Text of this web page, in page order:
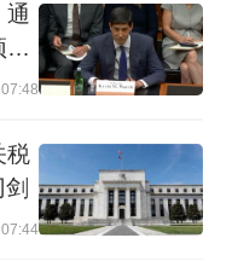
政策目标，加剧
Management宏
格（Boris
一财经采访时
通
住
税